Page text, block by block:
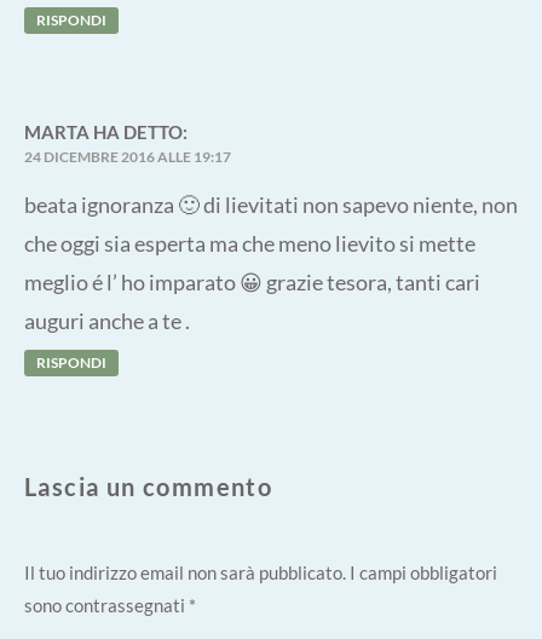
RISPONDI
MARTA HA DETTO:
24 DICEMBRE 2016 ALLE 19:17
beata ignoranza 🙂 di lievitati non sapevo niente, non
che oggi sia esperta ma che meno lievito si mette
meglio é l’ ho imparato 😀 grazie tesora, tanti cari
auguri anche a te .
RISPONDI
Lascia un commento
Il tuo indirizzo email non sarà pubblicato. I campi obbligatori
sono contrassegnati *